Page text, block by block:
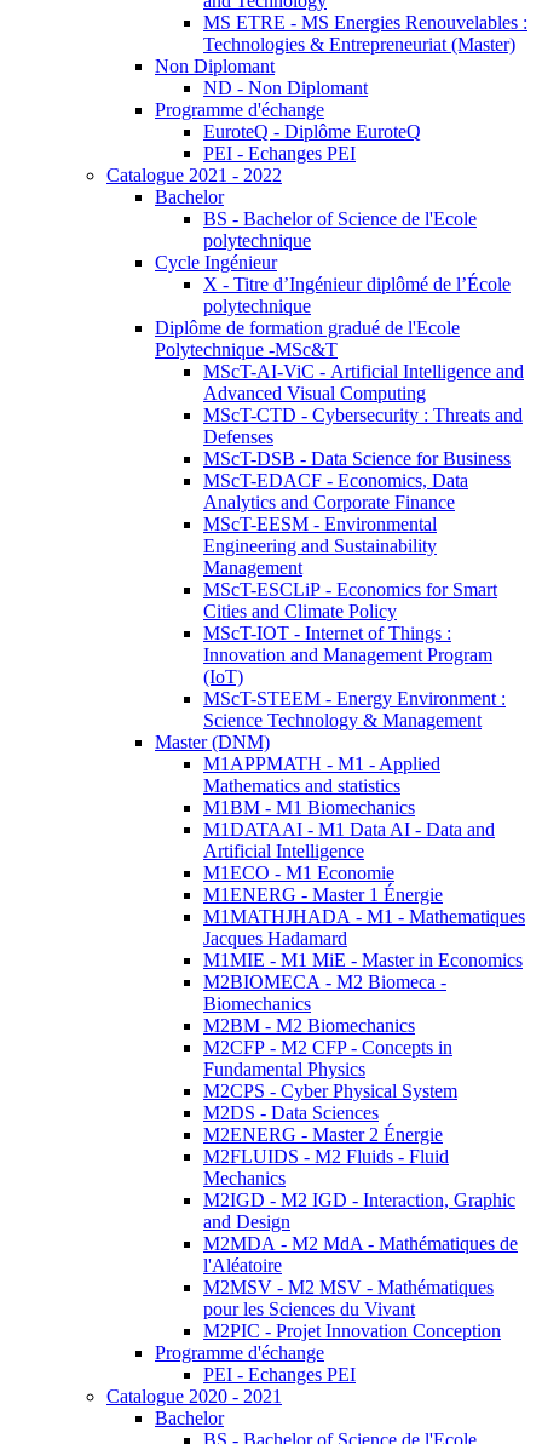
MS ETRE - MS Energies Renouvelables :
Technologies & Entrepreneuriat (Master)
Non Diplomant
ND - Non Diplomant
Programme d'échange
EuroteQ - Diplôme EuroteQ
PEI - Echanges PEI
Catalogue 2021 - 2022
Bachelor
BS - Bachelor of Science de l'Ecole
polytechnique
Cycle Ingénieur
X - Titre d’Ingénieur diplômé de l’École
polytechnique
Diplôme de formation gradué de l'Ecole
Polytechnique -MSc&T
MScT-AI-ViC - Artificial Intelligence and
Advanced Visual Computing
MScT-CTD - Cybersecurity : Threats and
Defenses
MScT-DSB - Data Science for Business
MScT-EDACF - Economics, Data
Analytics and Corporate Finance
MScT-EESM - Environmental
Engineering and Sustainability
Management
MScT-ESCLiP - Economics for Smart
Cities and Climate Policy
MScT-IOT - Internet of Things :
Innovation and Management Program
(IoT)
MScT-STEEM - Energy Environment :
Science Technology & Management
Master (DNM)
M1APPMATH - M1 - Applied
Mathematics and statistics
M1BM - M1 Biomechanics
M1DATAAI - M1 Data AI - Data and
Artificial Intelligence
M1ECO - M1 Economie
M1ENERG - Master 1 Énergie
M1MATHJHADA - M1 - Mathematiques
Jacques Hadamard
M1MIE - M1 MiE - Master in Economics
M2BIOMECA - M2 Biomeca -
Biomechanics
M2BM - M2 Biomechanics
M2CFP - M2 CFP - Concepts in
Fundamental Physics
M2CPS - Cyber Physical System
M2DS - Data Sciences
M2ENERG - Master 2 Énergie
M2FLUIDS - M2 Fluids - Fluid
Mechanics
M2IGD - M2 IGD - Interaction, Graphic
and Design
M2MDA - M2 MdA - Mathématiques de
l'Aléatoire
M2MSV - M2 MSV - Mathématiques
pour les Sciences du Vivant
M2PIC - Projet Innovation Conception
Programme d'échange
PEI - Echanges PEI
Catalogue 2020 - 2021
Bachelor
BS - Bachelor of Science de l'Ecole